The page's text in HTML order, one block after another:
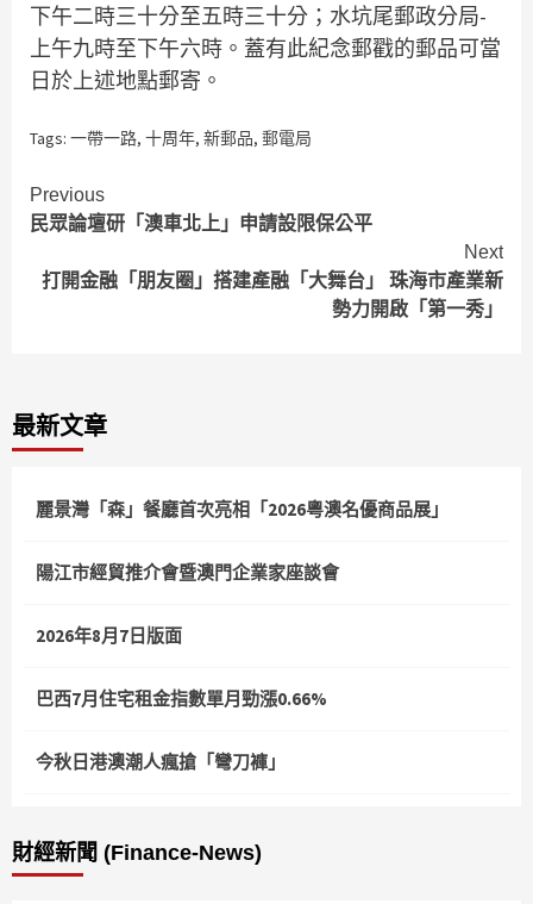
下午二時三十分至五時三十分；水坑尾郵政分局-
上午九時至下午六時。蓋有此紀念郵戳的郵品可當
日於上述地點郵寄。
Tags: 一帶一路, 十周年, 新郵品, 郵電局
Continue
Reading
Previous
民眾論壇研「澳車北上」申請設限保公平
Next
打開金融「朋友圈」搭建產融「大舞台」 珠海市產業新
勢力開啟「第一秀」
最新文章
麗景灣「森」餐廳首次亮相「2026粵澳名優商品展」
陽江市經貿推介會暨澳門企業家座談會
2026年8月7日版面
巴西7月住宅租金指數單月勁漲0.66%
今秋日港澳潮人瘋搶「彎刀褲」
財經新聞 (Finance-News)